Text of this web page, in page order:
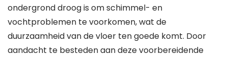
ondergrond droog is om schimmel- en
vochtproblemen te voorkomen, wat de
duurzaamheid van de vloer ten goede komt. Door
aandacht te besteden aan deze voorbereidende